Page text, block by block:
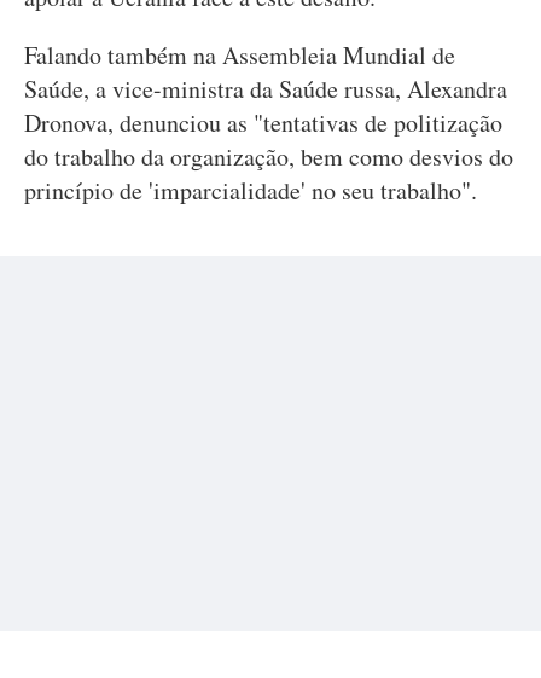
Falando também na Assembleia Mundial de
Saúde, a vice-ministra da Saúde russa, Alexandra
Dronova, denunciou as "tentativas de politização
do trabalho da organização, bem como desvios do
princípio de 'imparcialidade' no seu trabalho".